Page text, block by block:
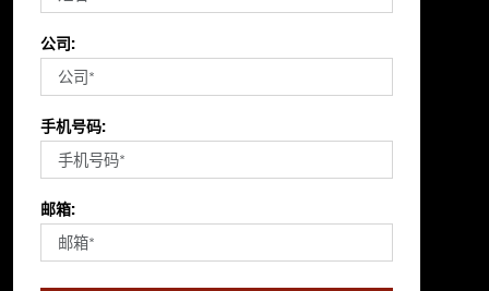
公司:
手机号码:
邮箱: